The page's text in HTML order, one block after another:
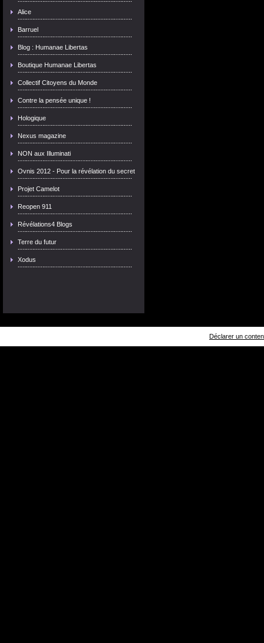
Alice
Barruel
Blog : Humanae Libertas
Boutique Humanae Libertas
Collectif Citoyens du Monde
Contre la pensée unique !
Hologique
Nexus magazine
NON aux Illuminati
Ovnis 2012 - Pour la révélation du secret
Projet Camelot
Reopen 911
Révélations4 Blogs
Terre du futur
Xodus
Déclarer un